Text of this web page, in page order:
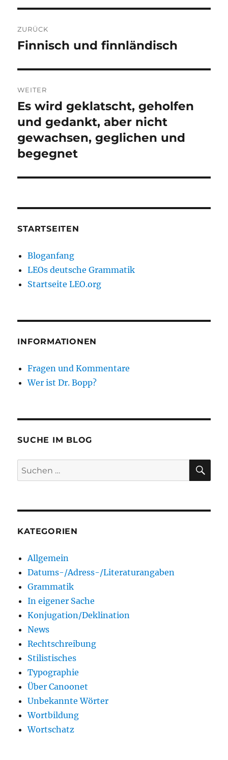
ZURÜCK
Vorheriger
Finnisch und finnländisch
WEITER
Nächster
Beitrag:
Es wird geklatscht, geholfen
und gedankt, aber nicht
gewachsen, geglichen und
begegnet
STARTSEITEN
Bloganfang
LEOs deutsche Grammatik
Startseite LEO.org
INFORMATIONEN
Fragen und Kommentare
Wer ist Dr. Bopp?
SUCHE IM BLOG
Suchen
nach:
KATEGORIEN
Allgemein
Datums-/Adress-/Literaturangaben
Grammatik
In eigener Sache
Konjugation/Deklination
News
Rechtschreibung
Stilistisches
Typographie
Über Canoonet
Unbekannte Wörter
Wortbildung
Wortschatz